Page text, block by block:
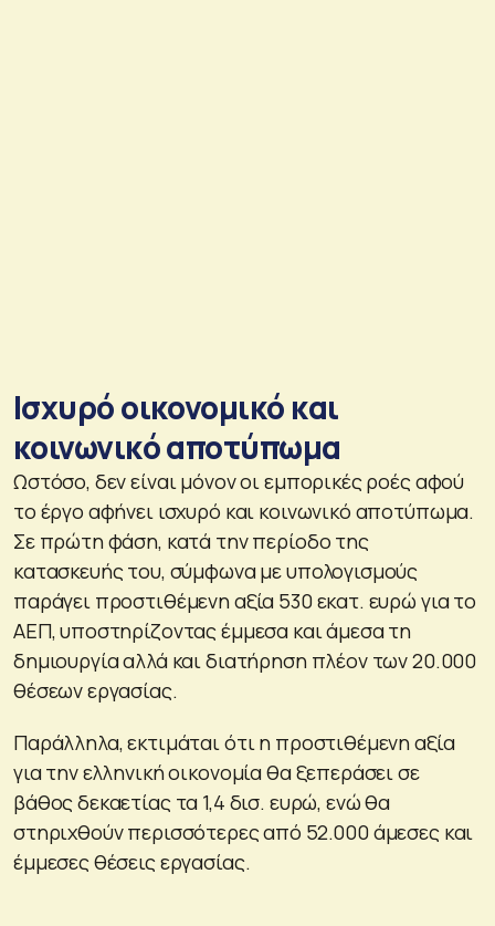
Ισχυρό οικονομικό και
κοινωνικό αποτύπωμα
Ωστόσο, δεν είναι μόνον οι εμπορικές ροές αφού
το έργο αφήνει ισχυρό και κοινωνικό αποτύπωμα.
Σε πρώτη φάση, κατά την περίοδο της
κατασκευής του, σύμφωνα με υπολογισμούς
παράγει προστιθέμενη αξία 530 εκατ. ευρώ για το
ΑΕΠ, υποστηρίζοντας έμμεσα και άμεσα τη
δημιουργία αλλά και διατήρηση πλέον των 20.000
θέσεων εργασίας.
Παράλληλα, εκτιμάται ότι η προστιθέμενη αξία
για την ελληνική οικονομία θα ξεπεράσει σε
βάθος δεκαετίας τα 1,4 δισ. ευρώ, ενώ θα
στηριχθούν περισσότερες από 52.000 άμεσες και
έμμεσες θέσεις εργασίας.